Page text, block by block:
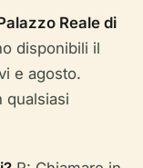
Reale di
disponibili il
e agosto.
qualsiasi